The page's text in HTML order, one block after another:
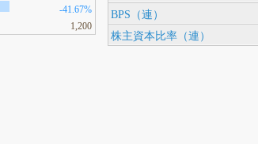
-41.67%
1,200
BPS（連）
株主資本比率（連）